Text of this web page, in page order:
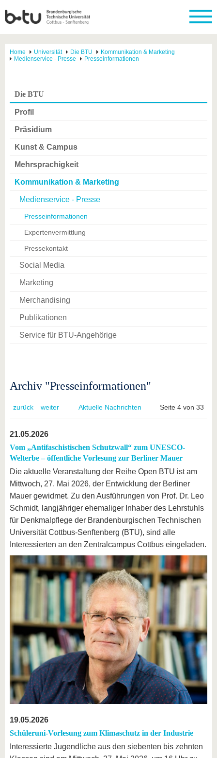
Home Universität Die BTU
Kommunikation & Marketing
Medienservice - Presse
Presseinformationen
Die BTU
Profil
Präsidium
Kunst & Campus
Mehrsprachigkeit
Kommunikation & Marketing
Medienservice - Presse
Presseinformationen
Expertenvermittlung
Pressekontakt
Social Media
Marketing
Merchandising
Publikationen
Service für BTU-Angehörige
Archiv "Presseinformationen"
zurück weiter Aktuelle Nachrichten Seite 4 von 33
21.05.2026
Vom „Antifaschistischen Schutzwall“ zum UNESCO-
Welterbe – öffentliche Vorlesung zur Berliner Mauer
Die aktuelle Veranstaltung der Reihe Open BTU ist am
Mittwoch, 27. Mai 2026, der Entwicklung der Berliner
Mauer gewidmet. Zu den Ausführungen von Prof. Dr. Leo
Schmidt, langjähriger ehemaliger Inhaber des Lehrstuhls
für Denkmalpflege der Brandenburgischen Technischen
Universität Cottbus-Senftenberg (BTU), sind alle
Interessierten an den Zentralcampus Cottbus eingeladen.
19.05.2026
Schüleruni-Vorlesung zum Klimaschutz in der Industrie
Interessierte Jugendliche aus den siebenten bis zehnten